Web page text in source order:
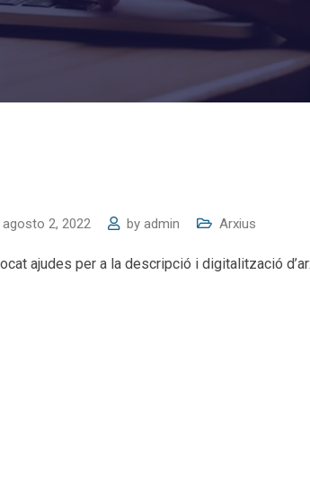
agosto 2, 2022 by admin Arxius
ajudes per a la descripció i digitalització